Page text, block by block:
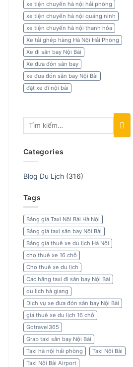
xe tiện chuyến hà nội hải phòng
xe tiện chuyến hà nội quảng ninh
xe tiện chuyến hà nội thanh hóa
Xe tải ghép hàng Hà Nội Hải Phòng
Xe đi sân bay Nội Bài
Xe đưa đón sân bay
xe đưa đón sân bay Nội Bài
đặt xe đi nội bài
Categories
Blog Du Lịch(316)
Tags
Bảng giá Taxi Nội Bài Hà Nội
Bảng giá taxi sân bay Nội Bài
Bảng giá thuê xe du lịch Hà Nội
cho thuê xe 16 chỗ
Cho thuê xe du lịch
Các hãng taxi đi sân bay Nội Bài
du lịch hà giang
Dịch vụ xe đưa đón sân bay Nội Bài
giá thuê xe du lịch 16 chỗ
Gotravel365
Grab taxi sân bay Nội Bài
Taxi hà nội hải phòng
Taxi Nội Bài
Taxi Nội Bài Airport